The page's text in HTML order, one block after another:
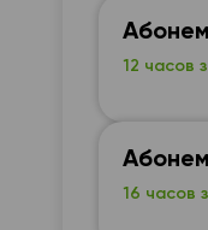
12 часов
16 часов